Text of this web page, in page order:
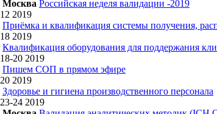
Москва Российская неделя валидации -2019
12 2019
Приёмка и квалификация системы получения,
18 2019
Квалификация оборудования для поддержания
18-20 2019
Пишем СОП в прямом эфире
20 2019
Здоровье и гигиена производственного персонала
23-24 2019